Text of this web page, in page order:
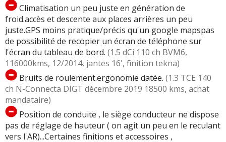
Climatisation un peu juste en génération de
froid.accès et descente aux places arrières un peu
juste.GPS moins pratique/précis qu'un google mapspas
de possibilité de recopier un écran de téléphone sur
l'écran du tableau de bord. (1.5 dCi 110 ch BVM6,
116000kms, 12/2014, jantes 16', finition tekna)
Bruits de roulement.ergonomie datée. (1.3 TCE 140
ch N-Connecta DIGT décembre 2019 18500 kms, achat
mandataire)
Position de conduite , le siège conducteur ne dispose
pas de réglage de hauteur ( on agit un peu en le reculant
vers l'AR)...Certaines finitions et accessoires ,